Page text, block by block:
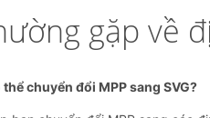
gặp về
chuyển đổi MPP sang SVG?